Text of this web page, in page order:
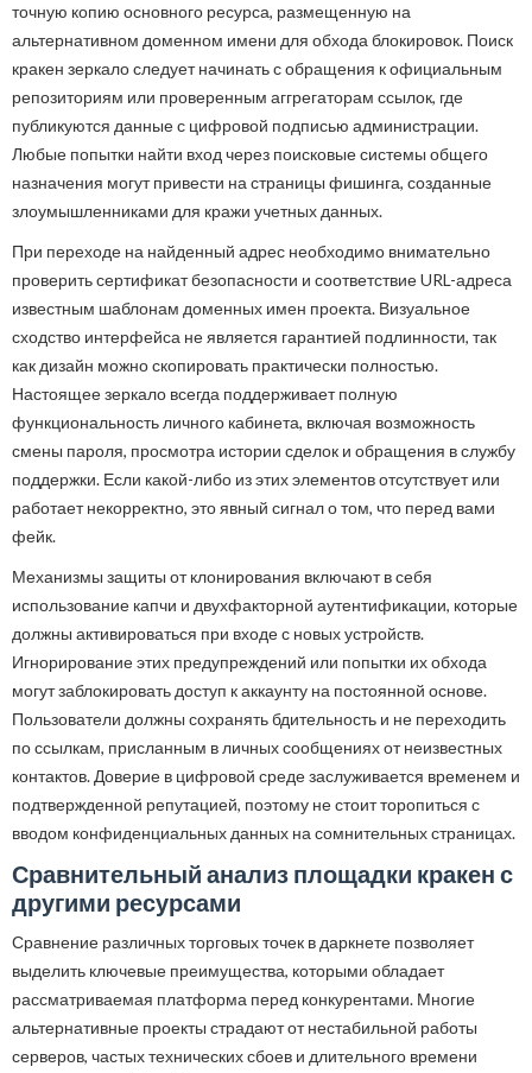
точную копию основного ресурса, размещенную на
альтернативном доменном имени для обхода блокировок. Поиск
кракен зеркало следует начинать с обращения к официальным
репозиториям или проверенным аггрегаторам ссылок, где
публикуются данные с цифровой подписью администрации.
Любые попытки найти вход через поисковые системы общего
назначения могут привести на страницы фишинга, созданные
злоумышленниками для кражи учетных данных.
При переходе на найденный адрес необходимо внимательно
проверить сертификат безопасности и соответствие URL-адреса
известным шаблонам доменных имен проекта. Визуальное
сходство интерфейса не является гарантией подлинности, так
как дизайн можно скопировать практически полностью.
Настоящее зеркало всегда поддерживает полную
функциональность личного кабинета, включая возможность
смены пароля, просмотра истории сделок и обращения в службу
поддержки. Если какой-либо из этих элементов отсутствует или
работает некорректно, это явный сигнал о том, что перед вами
фейк.
Механизмы защиты от клонирования включают в себя
использование капчи и двухфакторной аутентификации, которые
должны активироваться при входе с новых устройств.
Игнорирование этих предупреждений или попытки их обхода
могут заблокировать доступ к аккаунту на постоянной основе.
Пользователи должны сохранять бдительность и не переходить
по ссылкам, присланным в личных сообщениях от неизвестных
контактов. Доверие в цифровой среде заслуживается временем и
подтвержденной репутацией, поэтому не стоит торопиться с
вводом конфиденциальных данных на сомнительных страницах.
Сравнительный анализ площадки кракен с
другими ресурсами
Сравнение различных торговых точек в даркнете позволяет
выделить ключевые преимущества, которыми обладает
рассматриваемая платформа перед конкурентами. Многие
альтернативные проекты страдают от нестабильной работы
серверов, частых технических сбоев и длительного времени